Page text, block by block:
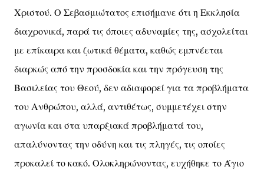
Χριστού. Ο Σεβασμιώτατος επισήμανε ότι η Εκκλησία
διαχρονικά, παρά τις όποιες αδυναμίες της, ασχολείται
με επίκαιρα και ζωτικά θέματα, καθώς εμπνέεται
διαρκώς από την προσδοκία και την πρόγευση της
Βασιλείας του Θεού, δεν αδιαφορεί για τα προβλήματα
του Ανθρώπου, αλλά, αντιθέτως, συμμετέχει στην
αγωνία και στα υπαρξιακά προβλήματά του,
απαλύνοντας την οδύνη και τις πληγές, τις οποίες
προκαλεί το κακό. Ολοκληρώνοντας, ευχήθηκε το Άγιο